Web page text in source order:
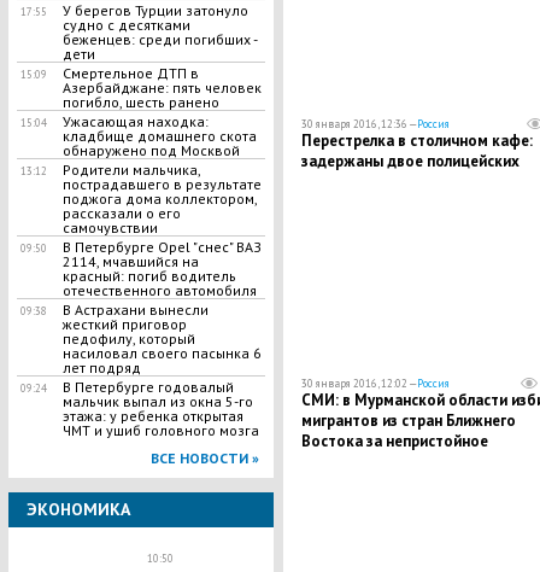
17:55
У берегов Турции затонуло
судно с десятками
беженцев: среди погибших -
дети
15:09
Смертельное ДТП в
Азербайджане: пять человек
погибло, шесть ранено
15:04
Ужасающая находка:
кладбище домашнего скота
обнаружено под Москвой
13:12
Родители мальчика,
пострадавшего в результате
поджога дома коллектором,
рассказали о его
самочувствии
09:50
В Петербурге Opel "снес" ВАЗ
2114, мчавшийся на
красный: погиб водитель
отечественного автомобиля
09:38
В Астрахани вынесли
жесткий приговор
педофилу, который
насиловал своего пасынка 6
лет подряд
09:24
В Петербурге годовалый
мальчик выпал из окна 5-го
этажа: у ребенка открытая
ЧМТ и ушиб головного мозга
ВСЕ НОВОСТИ »
ЭКОНОМИКА
10:50
30 января 2016, 12:36 —Россия
Перестрелка в столичном кафе:
задержаны двое полицейских
30 января 2016, 12:02 —Россия
СМИ: в Мурманской области
мигрантов из стран Ближнего
Востока за непристойное